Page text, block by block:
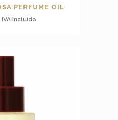
PERFUME OIL
IVA incluído